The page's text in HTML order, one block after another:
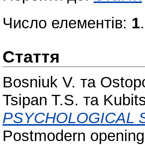
Число елементів: 1.
Стаття
Bosniuk V. та
Tsipan T.S. та
PSYCHOLOGICAL
Postmodern